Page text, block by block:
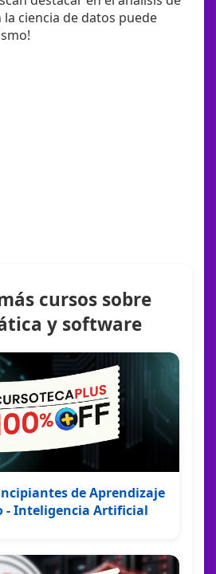
la ciencia de datos puede
cursos sobre
y software
de Aprendizaje
- Inteligencia Artificial